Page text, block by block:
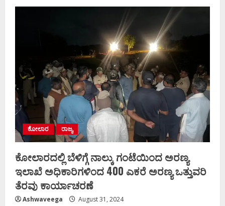
ನಂಜೇಗೌಡ
ಕೋಲಾರ ರಾಜ್ಯ
ಕೋಲಾರದಲ್ಲಿ ಬೆಳಿಗ್ಗೆ ನಾಲ್ಕು ಗಂಟೆಯಿಂದ ಅರಣ್ಯ
ಇಲಾಖೆ ಅಧಿಕಾರಿಗಳಿಂದ 400 ಎಕರೆ ಅರಣ್ಯ ಒತ್ತುವರಿ
ತೆರವು ಕಾರ್ಯಾಚರಣೆ
Ashwaveega August 31, 2024